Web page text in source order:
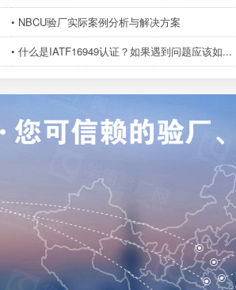
• NBCU验厂实际案例分析与解决方案
• 什么是IATF16949认证？如果遇到问题应该如...